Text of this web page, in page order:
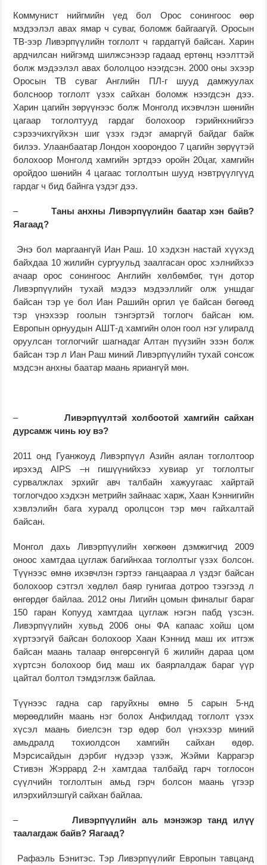
Коммунист нийгмийн үед бол Орос сонингоос өөр
мэдээлэл авах ямар ч суваг, боломж байгаагүй. Оросын
ТВ-ээр Ливэрпүүлийн тоглолт ч гардаггүй байсан. Харин
ардчилсан нийгэмд шилжсэнээр гадаад ертөнц нээлттэй
болж мэдээлэл авах бололцоо нээгдсэн. 2000 оны эхээр
Оросын ТВ суваг Английн ПЛ-г шууд дамжуулах
болсноор тоглолт үзэх сайхан боломж нээгдсэн дээ.
Харин цагийн зөрүүнээс болж Монголд ихэвчлэн шөнийн
цагаар тоглолтууд гардаг болохоор гэрийнхнийгээ
сэрээчихгүйхэн шиг үзэх гэдэг амаргүй байдаг байж
билээ. Улаанбаатар Лондон хоорондоо 7 цагийн зөрүүтэй
болохоор Монголд хамгийн эртдээ оройн 20цаг, хамгийн
оройдоо шөнийн 4 цагаас тоглолтын шууд нэвтрүүлгүүд
гардаг ч бид байнга үздэг дээ.
– Таны анхны Ливэрпүүлийн баатар хэн байв?
Яагаад?
Энэ бол маргаангүй Иан Раш. 10 хэдхэн настай хүүхэд
байхдаа 10 жилийн сургуульд заалгасан орос хэлнийхээ
ачаар орос сонингоос Английн хөлбөмбөг, түн дотор
Ливэрпүүлийн тухай мэдээ мэдээллийг олж уншдаг
байсан тэр үе бол Иан Рашийн оргил үе байсан бөгөөд
тэр үнэхээр гоолын тэнгэртэй тоглогч байсан юм.
Европын орнуудын АШТ-д хамгийн олон гоол нэг улиралд
оруулсан тоглогчийг шагнадаг Алтан пүүзийн эзэн болж
байсан тэр л Иан Раш миний Ливэрпүүлийн тухай сонсож
мэдсэн анхны баатар маань яриангүй мөн.
–Ливэрпүүлтэй холбоотой хамгийн сайхан
дурсамж чинь юу вэ?
2011 онд Гуанжоуд Ливэрпүүл Азийн аялан тоглолтоор
ирэхэд AIPS –н гишүүнийхээ хувиар уг тоглолтыг
сурвалжлах эрхийг авч талбайн хажуугаас хайртай
тоглогчдоо хэдхэн метрийн зайнаас харж, Хаан Кэннигийн
хэвлэлийн бага хуралд оролцсон тэр мөч гайхалтай
байсан.
Монгол дахь Ливэрпүүлийн хөгжөөн дэмжигчид 2009
оноос хамтдаа цуглаж багийнхаа тоглолтыг үзэх болсон.
Түүнээс өмнө ихэвчлэн гэртээ ганцаараа л үздэг байсан
болохоор сэтгэл хөдлөл баяр гунигаа дотроо тээгээд л
өнгөрдөг байлаа. 2012 оны Лигийн цомын финалыг бараг
150 гаран Копууд хамтдаа цуглаж нэгэн пабд үзсэн.
Ливэрпүүлийн хувьд 2006 оны ФА капаас хойш цом
хүртээгүй байсан болохоор Хаан Кэннид маш их итгэж
байсан маань талаар өнгөрсөнгүй 6 жилийн дараа цом
хүртсэн болохоор бид маш их баярлалдаж бараг үүр
цайтал болтол тэмдэглэж байлаа.
Түүнээс гадна сар гаруйхны өмнө 5 сарын 5-нд
мөрөөдлийн маань нэг болох Анфилдад тоглолт үзэх
хүсэл маань биелсэн тэр өдөр бол үнэхээр миний
амьдралд тохиолдсон хамгийн сайхан өдөр.
Мэрсисайдын дэрбиг нүдээр үзэж, Жэйми Каррагэр
Стивэн Жэррард 2-н хамтдаа талбайд гарч тоглосон
сүүлчийн тоглолтын амьд гэрч болсон маань үгээр
илэрхийлэшгүй сайхан байлаа.
–Ливэрпүүлийн аль мэнэжэр танд илүү
таалагдаж байв? Яагаад?
Рафаэль Бэнитэс. Тэр Ливэрпүүлийг Европын тавцанд